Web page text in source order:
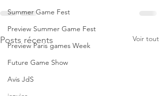
Summer Game Fest
Preview Summer Game Fest
Preview Paris games Week
Future Game Show
Avis JdS
Posts récents Voir tout